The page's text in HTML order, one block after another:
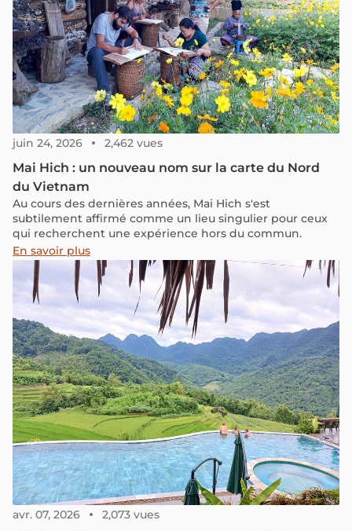
juin 24, 2026 2,462 vues
Mai Hich : un nouveau nom sur la carte du Nord
du Vietnam
Au cours des dernières années, Mai Hich s'est
subtilement affirmé comme un lieu singulier pour ceux
qui recherchent une expérience hors du commun.
En savoir plus
avr. 07, 2026 2,073 vues